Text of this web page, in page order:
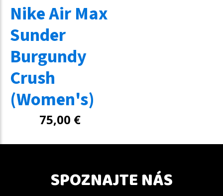
Nike Air Max
Sunder
Burgundy
Crush
(Women's)
75,00 €
SPOZNAJTE NÁS